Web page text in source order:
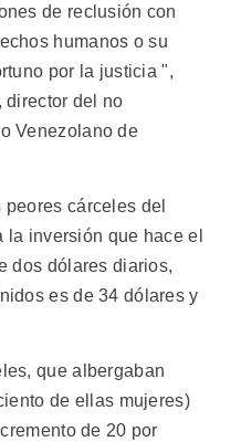
de reclusión con
humanos o su
por la justicia ",
director del no
Venezolano de
cárceles del
la inversión que hace el
dos dólares diarios,
es de 34 dólares y
que albergaban
de ellas mujeres)
de 20 por